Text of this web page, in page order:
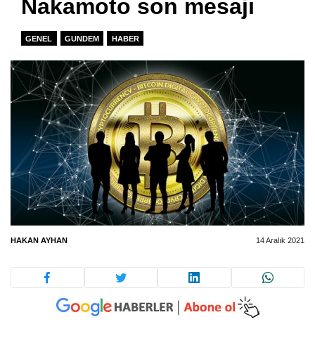
Nakamoto son mesajı
GENEL GUNDEM HABER
HAKAN AYHAN 14 Aralık 2021